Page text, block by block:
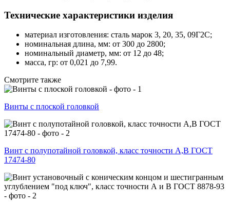
Технические характеристики изделия
материал изготовления: сталь марок 3, 20, 35, 09Г2С;
номинальная длина, мм: от 300 до 2800;
номинальный диаметр, мм: от 12 до 48;
масса, гр: от 0,021 до 7,99.
Смотрите также
Винты с плоской головкой
Винт с полупотайной головкой, класс точности А,В ГОСТ
17474-80